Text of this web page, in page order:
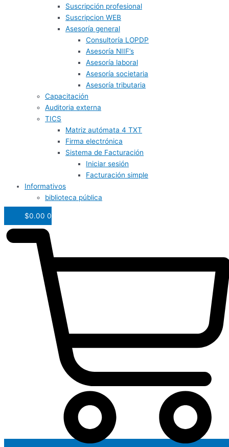
Suscripción profesional
Suscripcion WEB
Asesoría general
Consultoría LOPDP
Asesoría NIIF’s
Asesoría laboral
Asesoría societaria
Asesoría tributaria
Capacitación
Auditoria externa
TICS
Matriz autómata 4 TXT
Firma electrónica
Sistema de Facturación
Iniciar sesión
Facturación simple
Informativos
biblioteca pública
$0.00 0